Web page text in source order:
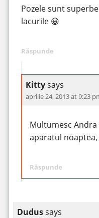
Pozele sunt
lacurile 😀
Răspunde
Kittysays
aprilie 24, 2013 at 9:23
Multumesc
aparatul
Răspunde
Dudussays